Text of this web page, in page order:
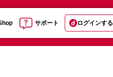
サポート ログインする